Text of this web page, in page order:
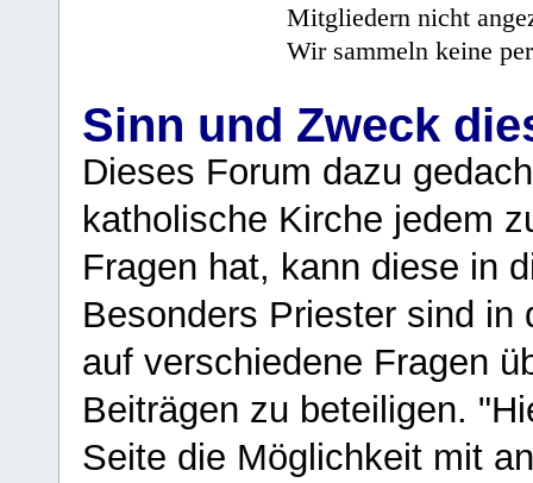
Mitgliedern nicht
Wir sammeln keine
Sinn und Zweck
Dieses Forum dazu
katholische Kirche jedem
Fragen hat, kann diese in
Besonders Priester sind in
auf verschiedene Fragen
Beiträgen zu beteiligen.
Seite die Möglichkeit mit